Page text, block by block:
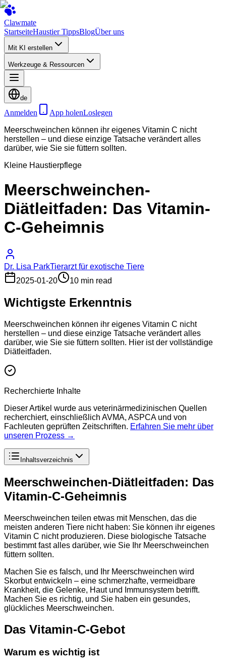
Clawmate
StartseiteHaustier TippsBlogÜber uns
Mit KI erstellen
Werkzeuge & Ressourcen
de
Anmelden App holenLoslegen
Meerschweinchen können ihr eigenes Vitamin C nicht
herstellen – und diese einzige Tatsache verändert alles
darüber, wie Sie sie füttern sollten.
Kleine Haustierpflege
Meerschweinchen-
Diätleitfaden: Das Vitamin-
C-Geheimnis
Dr. Lisa ParkTierarzt für exotische Tiere
2025-01-20
10 min read
Wichtigste Erkenntnis
Meerschweinchen können ihr eigenes Vitamin C nicht
herstellen – und diese einzige Tatsache verändert alles
darüber, wie Sie sie füttern sollten. Hier ist der vollständige
Diätleitfaden.
Recherchierte Inhalte
Dieser Artikel wurde aus veterinärmedizinischen Quellen
recherchiert, einschließlich AVMA, ASPCA und von
Fachleuten geprüften Zeitschriften. Erfahren Sie mehr über
unseren Prozess →
Inhaltsverzeichnis
Meerschweinchen-Diätleitfaden: Das
Vitamin-C-Geheimnis
Meerschweinchen teilen etwas mit Menschen, das die
meisten anderen Tiere nicht haben: Sie können ihr eigenes
Vitamin C nicht produzieren. Diese biologische Tatsache
bestimmt fast alles darüber, wie Sie Ihr Meerschweinchen
füttern sollten.
Machen Sie es falsch, und Ihr Meerschweinchen wird
Skorbut entwickeln – eine schmerzhafte, vermeidbare
Krankheit, die Gelenke, Haut und Immunsystem betrifft.
Machen Sie es richtig, und Sie haben ein gesundes,
glückliches Meerschweinchen.
Das Vitamin-C-Gebot
Warum es wichtig ist